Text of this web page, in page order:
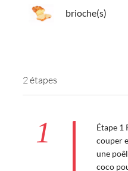
brioche(s)
2 étapes
1
Étape 1
couper
une
coco